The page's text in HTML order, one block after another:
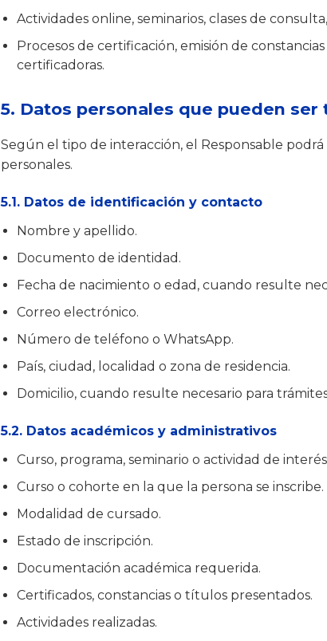
Actividades online, seminarios, clases de
Procesos de certificación, emisión de
certificadoras.
5. Datos personales que pueden ser
Según el tipo de interacción, el Responsable
personales.
5.1. Datos de identificación y contacto
Nombre y apellido.
Documento de identidad.
Fecha de nacimiento o edad, cuando resulte
Correo electrónico.
Número de teléfono o WhatsApp.
País, ciudad, localidad o zona de residencia.
Domicilio, cuando resulte necesario para
5.2. Datos académicos y administrativos
Curso, programa, seminario o actividad de
Curso o cohorte en la que la persona se inscribe.
Modalidad de cursado.
Estado de inscripción.
Documentación académica requerida.
Certificados, constancias o títulos presentados.
Actividades realizadas.